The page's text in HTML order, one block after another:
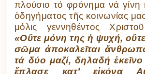
πλούσιο τό φρόνημα νά γίνη
ὁδηγήματος τῆς κοινωνίας
μόλις γεννηθέντος
«Οὔτε μόνη της ἡ ψυχή,
σῶμα ἀποκαλεῖται
τά δύο μαζί, δηλαδή
ἔπλασε κατ’ εἰκόνα